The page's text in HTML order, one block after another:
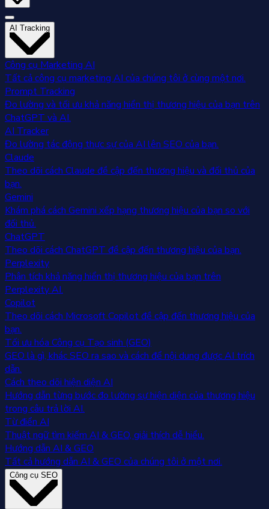
AI Tracking
Công cụ Marketing AI
Tất cả công cụ marketing AI của chúng tôi ở cùng một nơi.
Prompt Tracking
Đo lường và tối ưu khả năng hiển thị thương hiệu của bạn trên
ChatGPT và AI.
AI Tracker
Đo lường tác động thực sự của AI lên SEO của bạn.
Claude
Theo dõi cách Claude đề cập đến thương hiệu và đối thủ của
bạn.
Gemini
Khám phá cách Gemini xếp hạng thương hiệu của bạn so với
đối thủ.
ChatGPT
Theo dõi cách ChatGPT đề cập đến thương hiệu của bạn.
Perplexity
Phân tích khả năng hiển thị thương hiệu của bạn trên
Perplexity AI.
Copilot
Theo dõi cách Microsoft Copilot đề cập đến thương hiệu của
bạn.
Tối ưu hóa Công cụ Tạo sinh (GEO)
GEO là gì, khác SEO ra sao và cách để nội dung được AI trích
dẫn.
Cách theo dõi hiện diện AI
Hướng dẫn từng bước đo lường sự hiện diện của thương hiệu
trong câu trả lời AI.
Từ điển AI
Thuật ngữ tìm kiếm AI & GEO, giải thích dễ hiểu.
Hướng dẫn AI & GEO
Tất cả hướng dẫn AI & GEO của chúng tôi ở một nơi.
Công cụ SEO